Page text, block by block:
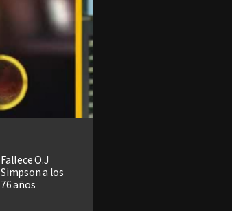
Fallece O.J
Simpson a los
76 años